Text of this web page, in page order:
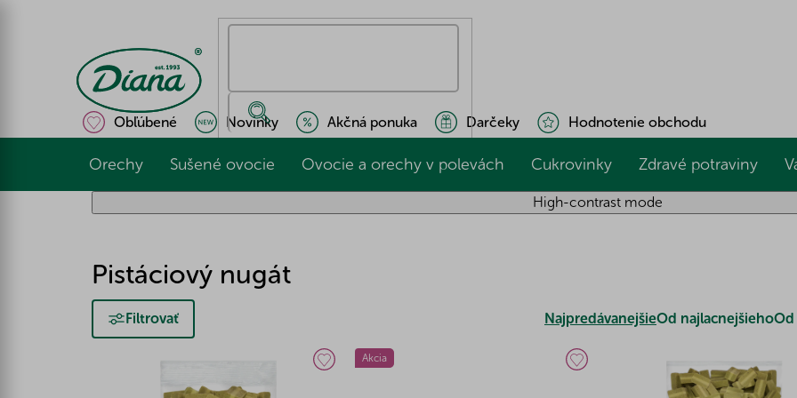
Obľúbené Novinky Akčná ponuka Darčeky Hodnotenie obchodu
Orechy Sušené ovocie Ovocie a orechy v polevách Cukrovinky Zdravé potraviny
High-contrast mode
Pistáciový nugát
Filtrovať NajpredávanejšieOd najlacnejšiehoOd
Akcia